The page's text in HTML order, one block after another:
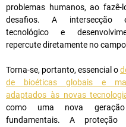
problemas humanos, ao fazê-
desafios. A intersecção
tecnológico e
repercute diretamente no
Torna-se, portanto, essencial o
de bioéticas globais e
adaptados às novas
como uma nova
fundamentais. A proteção